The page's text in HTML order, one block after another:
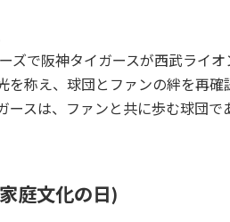
ズで阪神タイガースが西武ライ
を称え、球団とファンの絆を再
ースは、ファンと共に歩む球団
庭文化の日)